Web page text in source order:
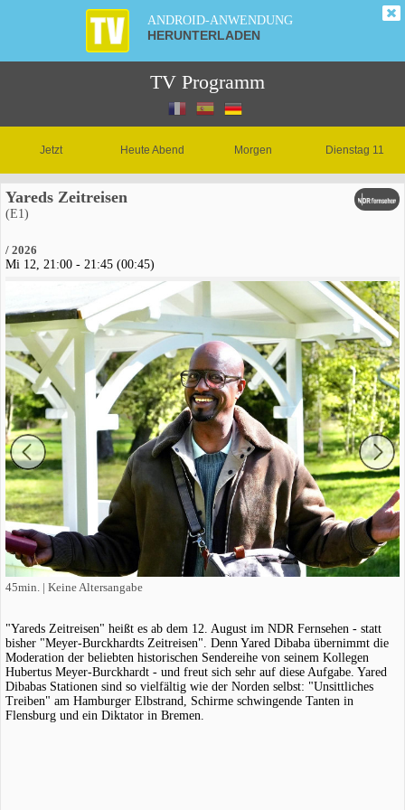
ANDROID-ANWENDUNG
HERUNTERLADEN
TV Programm
Jetzt Heute Abend Morgen Dienstag 11
Yareds Zeitreisen
(E1)
/ 2026
Mi 12, 21:00 - 21:45 (00:45)
45min. | Keine Altersangabe
"Yareds Zeitreisen" heißt es ab dem 12. August im NDR Fernsehen - statt
bisher "Meyer-Burckhardts Zeitreisen". Denn Yared Dibaba übernimmt die
Moderation der beliebten historischen Sendereihe von seinem Kollegen
Hubertus Meyer-Burckhardt - und freut sich sehr auf diese Aufgabe. Yared
Dibabas Stationen sind so vielfältig wie der Norden selbst: "Unsittliches
Treiben" am Hamburger Elbstrand, Schirme schwingende Tanten in
Flensburg und ein Diktator in Bremen.